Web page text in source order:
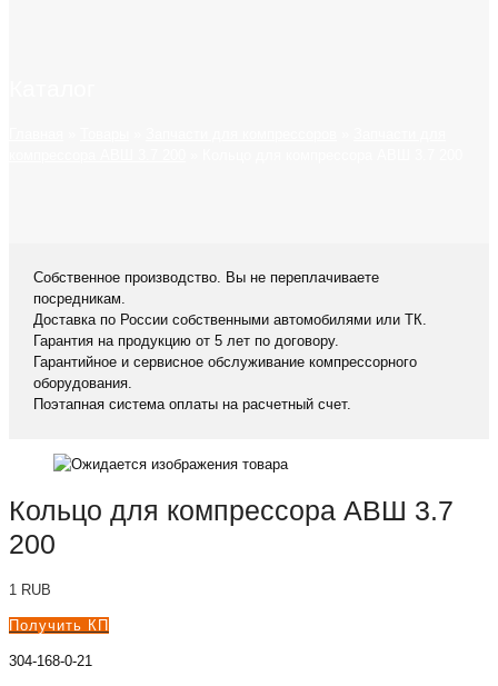
Собственное производство. Вы не переплачиваете
посредникам.
Доставка по России собственными автомобилями или ТК.
Гарантия на продукцию от 5 лет по договору.
Гарантийное и сервисное обслуживание компрессорного
оборудования.
Поэтапная система оплаты на расчетный счет.
Кольцо для компрессора АВШ 3.7
200
1 RUB
Получить КП
304-168-0-21